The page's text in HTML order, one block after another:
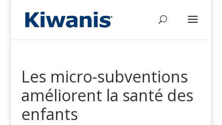
Les micro-subventions
améliorent la santé des
enfants